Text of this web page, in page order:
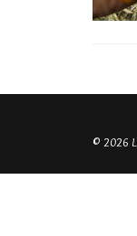
© 2026